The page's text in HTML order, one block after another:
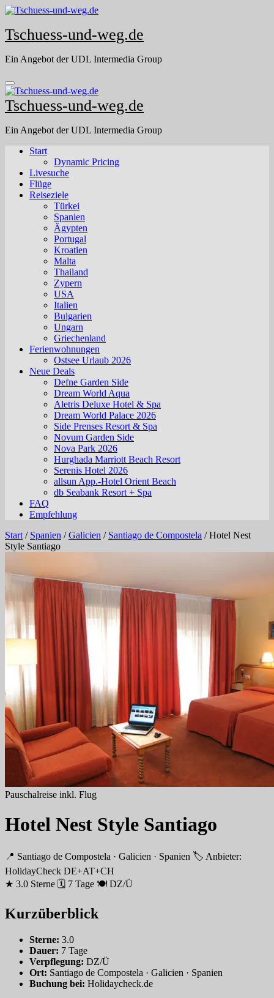
Skip
content
Tschuess-und-weg.de
Ein Angebot der UDL Intermedia Group
Tschuess-und-weg.de
Ein Angebot der UDL Intermedia Group
Start
Dynamic Pricing
Livesuche
Flüge
Reiseziele
Türkei
Spanien
Ägypten
Portugal
Kroatien
Malta
Thailand
Zypern
USA
Italien
Bulgarien
Ungarn
Griechenland
Ferienwohnungen
Ostsee Urlaub 2026
Neue Deals
Defne Garden Side
Dream World Aqua
Aletris Deluxe Hotel & Spa
Dream World Palace 2026
Side Prenses Resort & Spa
Novum Garden Side
Nova Park 2026
Hurghada Marriott Beach Resort
Serenis Hotel 2026
allsun App.-Hotel Orient Beach
db Seabank Resort + Spa
FAQ
Empfehlung
Start / Spanien /Galicien / Santiago de Compostela /Hotel Nest
Style Santiago
Pauschalreise inkl. Flug
Hotel Nest Style Santiago
📍 Santiago de Compostela · Galicien · Spanien 🏷 Anbieter:
HolidayCheck DE+AT+CH
★ 3.0 Sterne 🗓 7 Tage 🍽 DZ/Ü
Kurzüberblick
Sterne: 3.0
Dauer: 7 Tage
Verpflegung: DZ/Ü
Ort: Santiago de Compostela · Galicien · Spanien
Buchung bei: Holidaycheck.de